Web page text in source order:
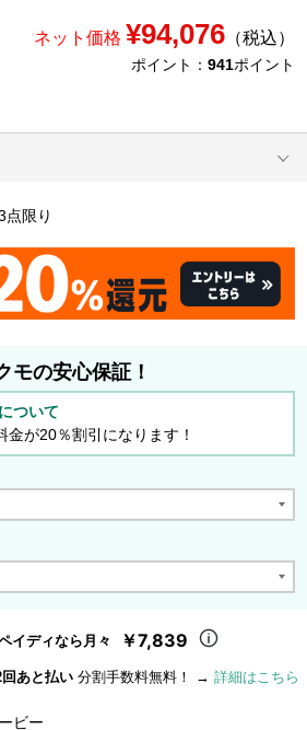
ネット価格 ¥94,076（税込）
ポイント： 941ポイント
点限り
モの安心保証！
ついて
が20％割引になります！
イディなら月々 ￥7,839
あと払い 分割手数料無料！ → 詳細はこちら
ビー